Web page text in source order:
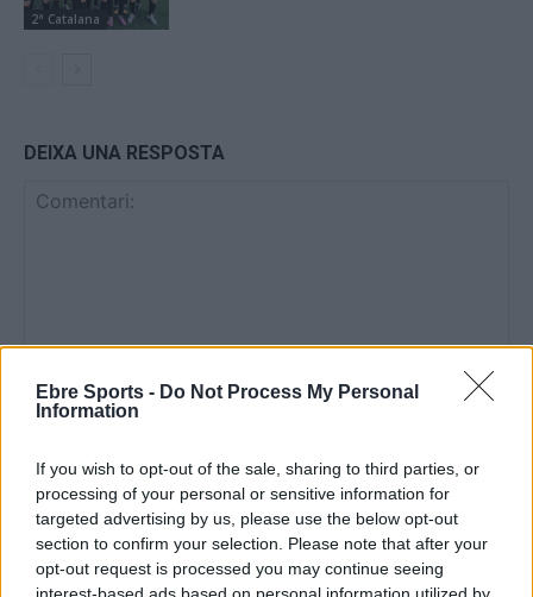
Ebre Sports - Do Not Process My Personal
Information
If you wish to opt-out of the sale, sharing to third parties, or
processing of your personal or sensitive information for
targeted advertising by us, please use the below opt-out
section to confirm your selection. Please note that after your
opt-out request is processed you may continue seeing
2ª Catalana
DEIXA UNA RESPOSTA
Comentari: